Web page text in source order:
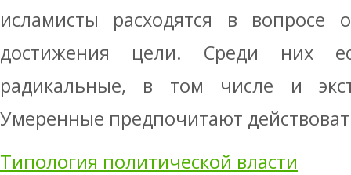
исламисты расходятся в вопросе
достижения цели. Среди них
радикальные, в том числе и
Умеренные предпочитают
Типология политической власти